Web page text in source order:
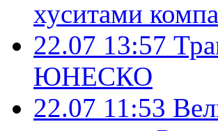
хуситами
22.07 13:57
ЮНЕСКО
22.07 11:53